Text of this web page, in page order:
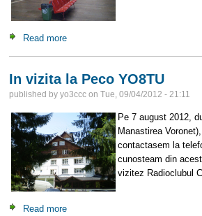
Read more
In vizita la Peco YO8TU
published by yo3ccc on Tue, 09/04/2012 - 21:11
Pe 7 august 2012,
Manastirea
contactasem la
cunosteam din
vizitez Radioclubul
Read more